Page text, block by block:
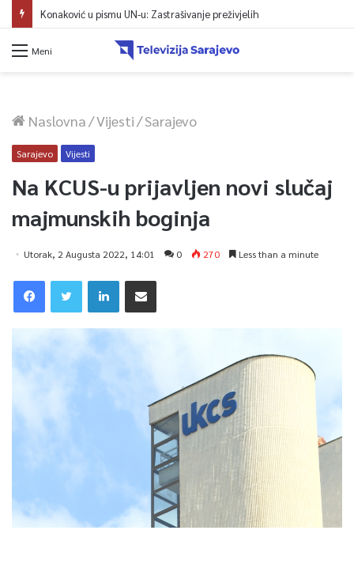
Konaković u pismu UN-u: Zastrašivanje preživjelih
Meni
Naslovna/Vijesti/Sarajevo
Sarajevo Vijesti
Na KCUS-u prijavljen novi slučaj
majmunskih boginja
Utorak, 2 Augusta 2022, 14:01 0 270 Less than a minute